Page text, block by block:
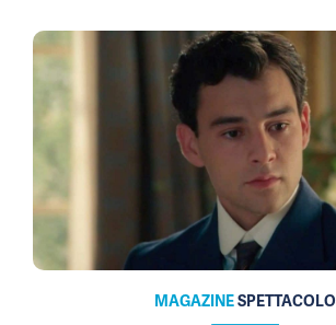
MAGAZINESPETTACOLO